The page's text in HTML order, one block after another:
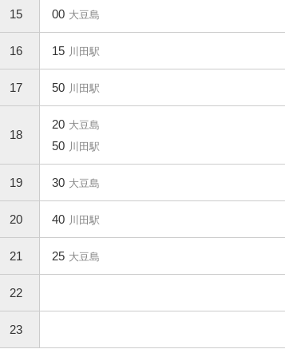
15 00 大豆島
16 15 川田駅
17 50 川田駅
18
20 大豆島
50 川田駅
19 30 大豆島
20 40 川田駅
21 25 大豆島
22
23